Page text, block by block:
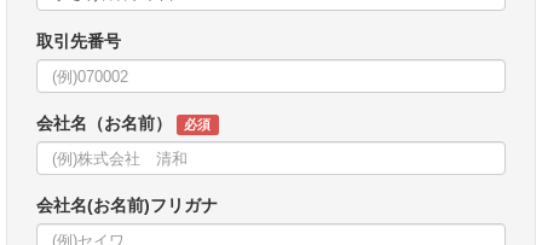
取引先番号
会社名（お名前） 必須
会社名(お名前)フリガナ